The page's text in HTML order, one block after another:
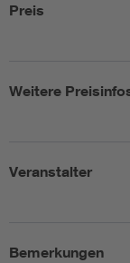
Preis
Weitere
Veranstalter
Bemerkungen